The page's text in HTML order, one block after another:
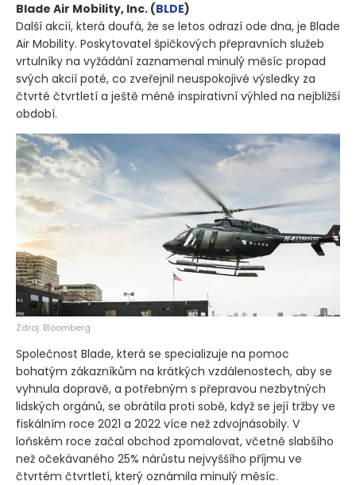
Blade Air Mobility, Inc. (BLDE)
Další akcií, která doufá, že se letos odrazí ode dna, je Blade
Air Mobility. Poskytovatel špičkových přepravních služeb
vrtulníky na vyžádání zaznamenal minulý měsíc propad
svých akcií poté, co zveřejnil neuspokojivé výsledky za
čtvrté čtvrtletí a ještě méně inspirativní výhled na nejbližší
období.
Zdroj: Bloomberg
Společnost Blade, která se specializuje na pomoc
bohatým zákazníkům na krátkých vzdálenostech, aby se
vyhnula dopravě, a potřebným s přepravou nezbytných
lidských orgánů, se obrátila proti sobě, když se její tržby ve
fiskálním roce 2021 a 2022 více než zdvojnásobily. V
loňském roce začal obchod zpomalovat, včetně slabšího
než očekávaného 25% nárůstu nejvyššího příjmu ve
čtvrtém čtvrtletí, který oznámila minulý měsíc.